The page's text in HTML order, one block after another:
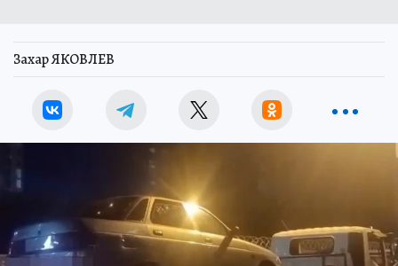
Захар ЯКОВЛЕВ